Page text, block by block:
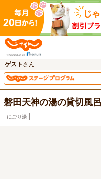
ゲスト さん
磐田天神の湯の貸切風呂
にごり湯